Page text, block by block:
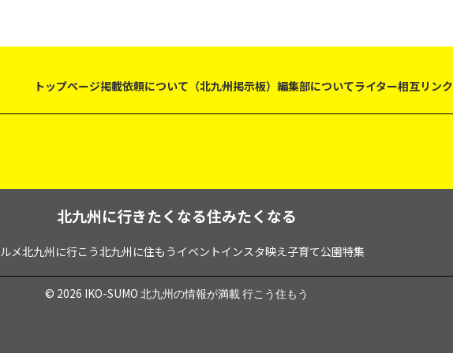
トップページ掲載依頼について（北九州掲示板）編集部についてライター相互リンク
北九州に行きたくなる住みたくなる
メ北九州に行こう北九州に住もう イベントインスタ映え 子育て公園特集
© 2026 IKO-SUMO 北九州の情報が満載 行こう住もう